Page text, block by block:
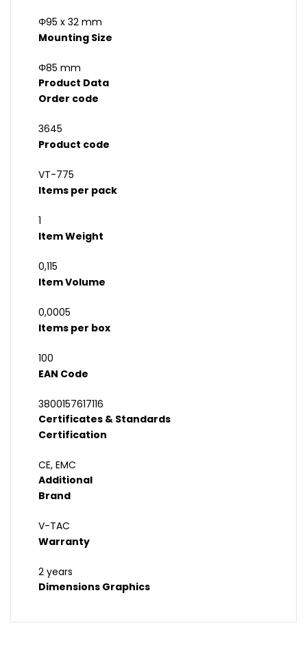
Φ95 x 32 mm
Mounting Size
Φ85 mm
Product Data
Order code
3645
Product code
VT-775
Items per pack
1
Item Weight
0,115
Item Volume
0,0005
Items per box
100
EAN Code
3800157617116
Certificates & Standards
Certification
CE, EMC
Additional
Brand
V-TAC
Warranty
2 years
Dimensions Graphics